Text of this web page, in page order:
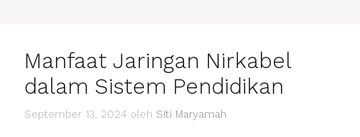
Manfaat Jaringan Nirkabel
dalam Sistem Pendidikan
September 13, 2024 oleh Siti Maryamah